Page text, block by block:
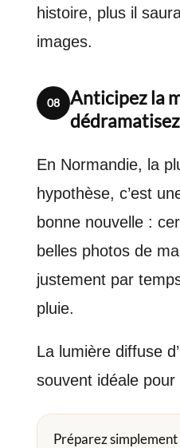
histoire, plus il
images.
08
Anticipez la
En Normandie, la
hypothèse, c’est
bonne nouvelle :
belles photos de
justement par
pluie.
La lumière diffuse
souvent idéale pour
Préparez simplement